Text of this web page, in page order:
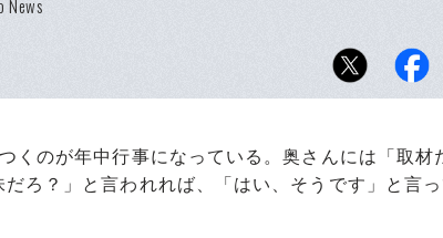
News
のが年中行事になっている。奥さんには「取材
ろ？」と言われれば、「はい、そうです」と言っ